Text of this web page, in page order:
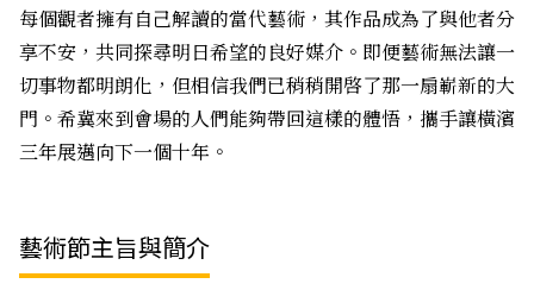
每個觀者擁有自己解讀的當代藝術，其作品成為了與他者分
享不安，共同探尋明日希望的良好媒介。即便藝術無法讓一
切事物都明朗化，但相信我們已稍稍開啓了那一扇嶄新的大
門。希冀來到會場的人們能夠帶回這樣的體悟，攜手讓橫濱
三年展邁向下一個十年。
藝術節主旨與簡介